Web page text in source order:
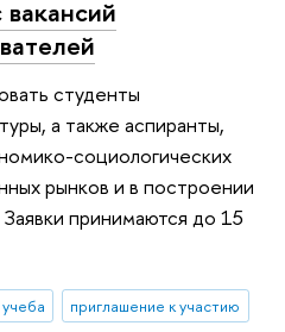
студенты
а также аспиранты,
социологических
рынков и в построении
принимаются до 15
приглашение к участию